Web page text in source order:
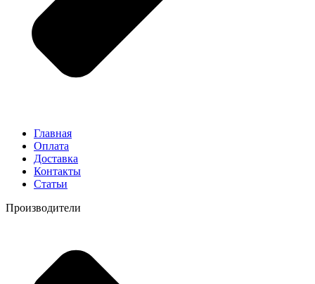
Главная
Оплата
Доставка
Контакты
Статьи
Производители